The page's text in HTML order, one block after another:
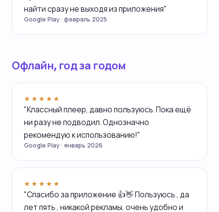
найти сразу не выходя из приложения"
Google Play · февраль 2025
Офлайн, год за годом
★★★★★
"Классный плеер, давно пользуюсь. Пока ещё
ни разу не подводил. Однозначно
рекомендую к использованию!"
Google Play · январь 2026
★★★★★
"Спасибо за приложение 👍👋 Пользуюсь , да
лет пять , никакой рекламы, очень удобно и